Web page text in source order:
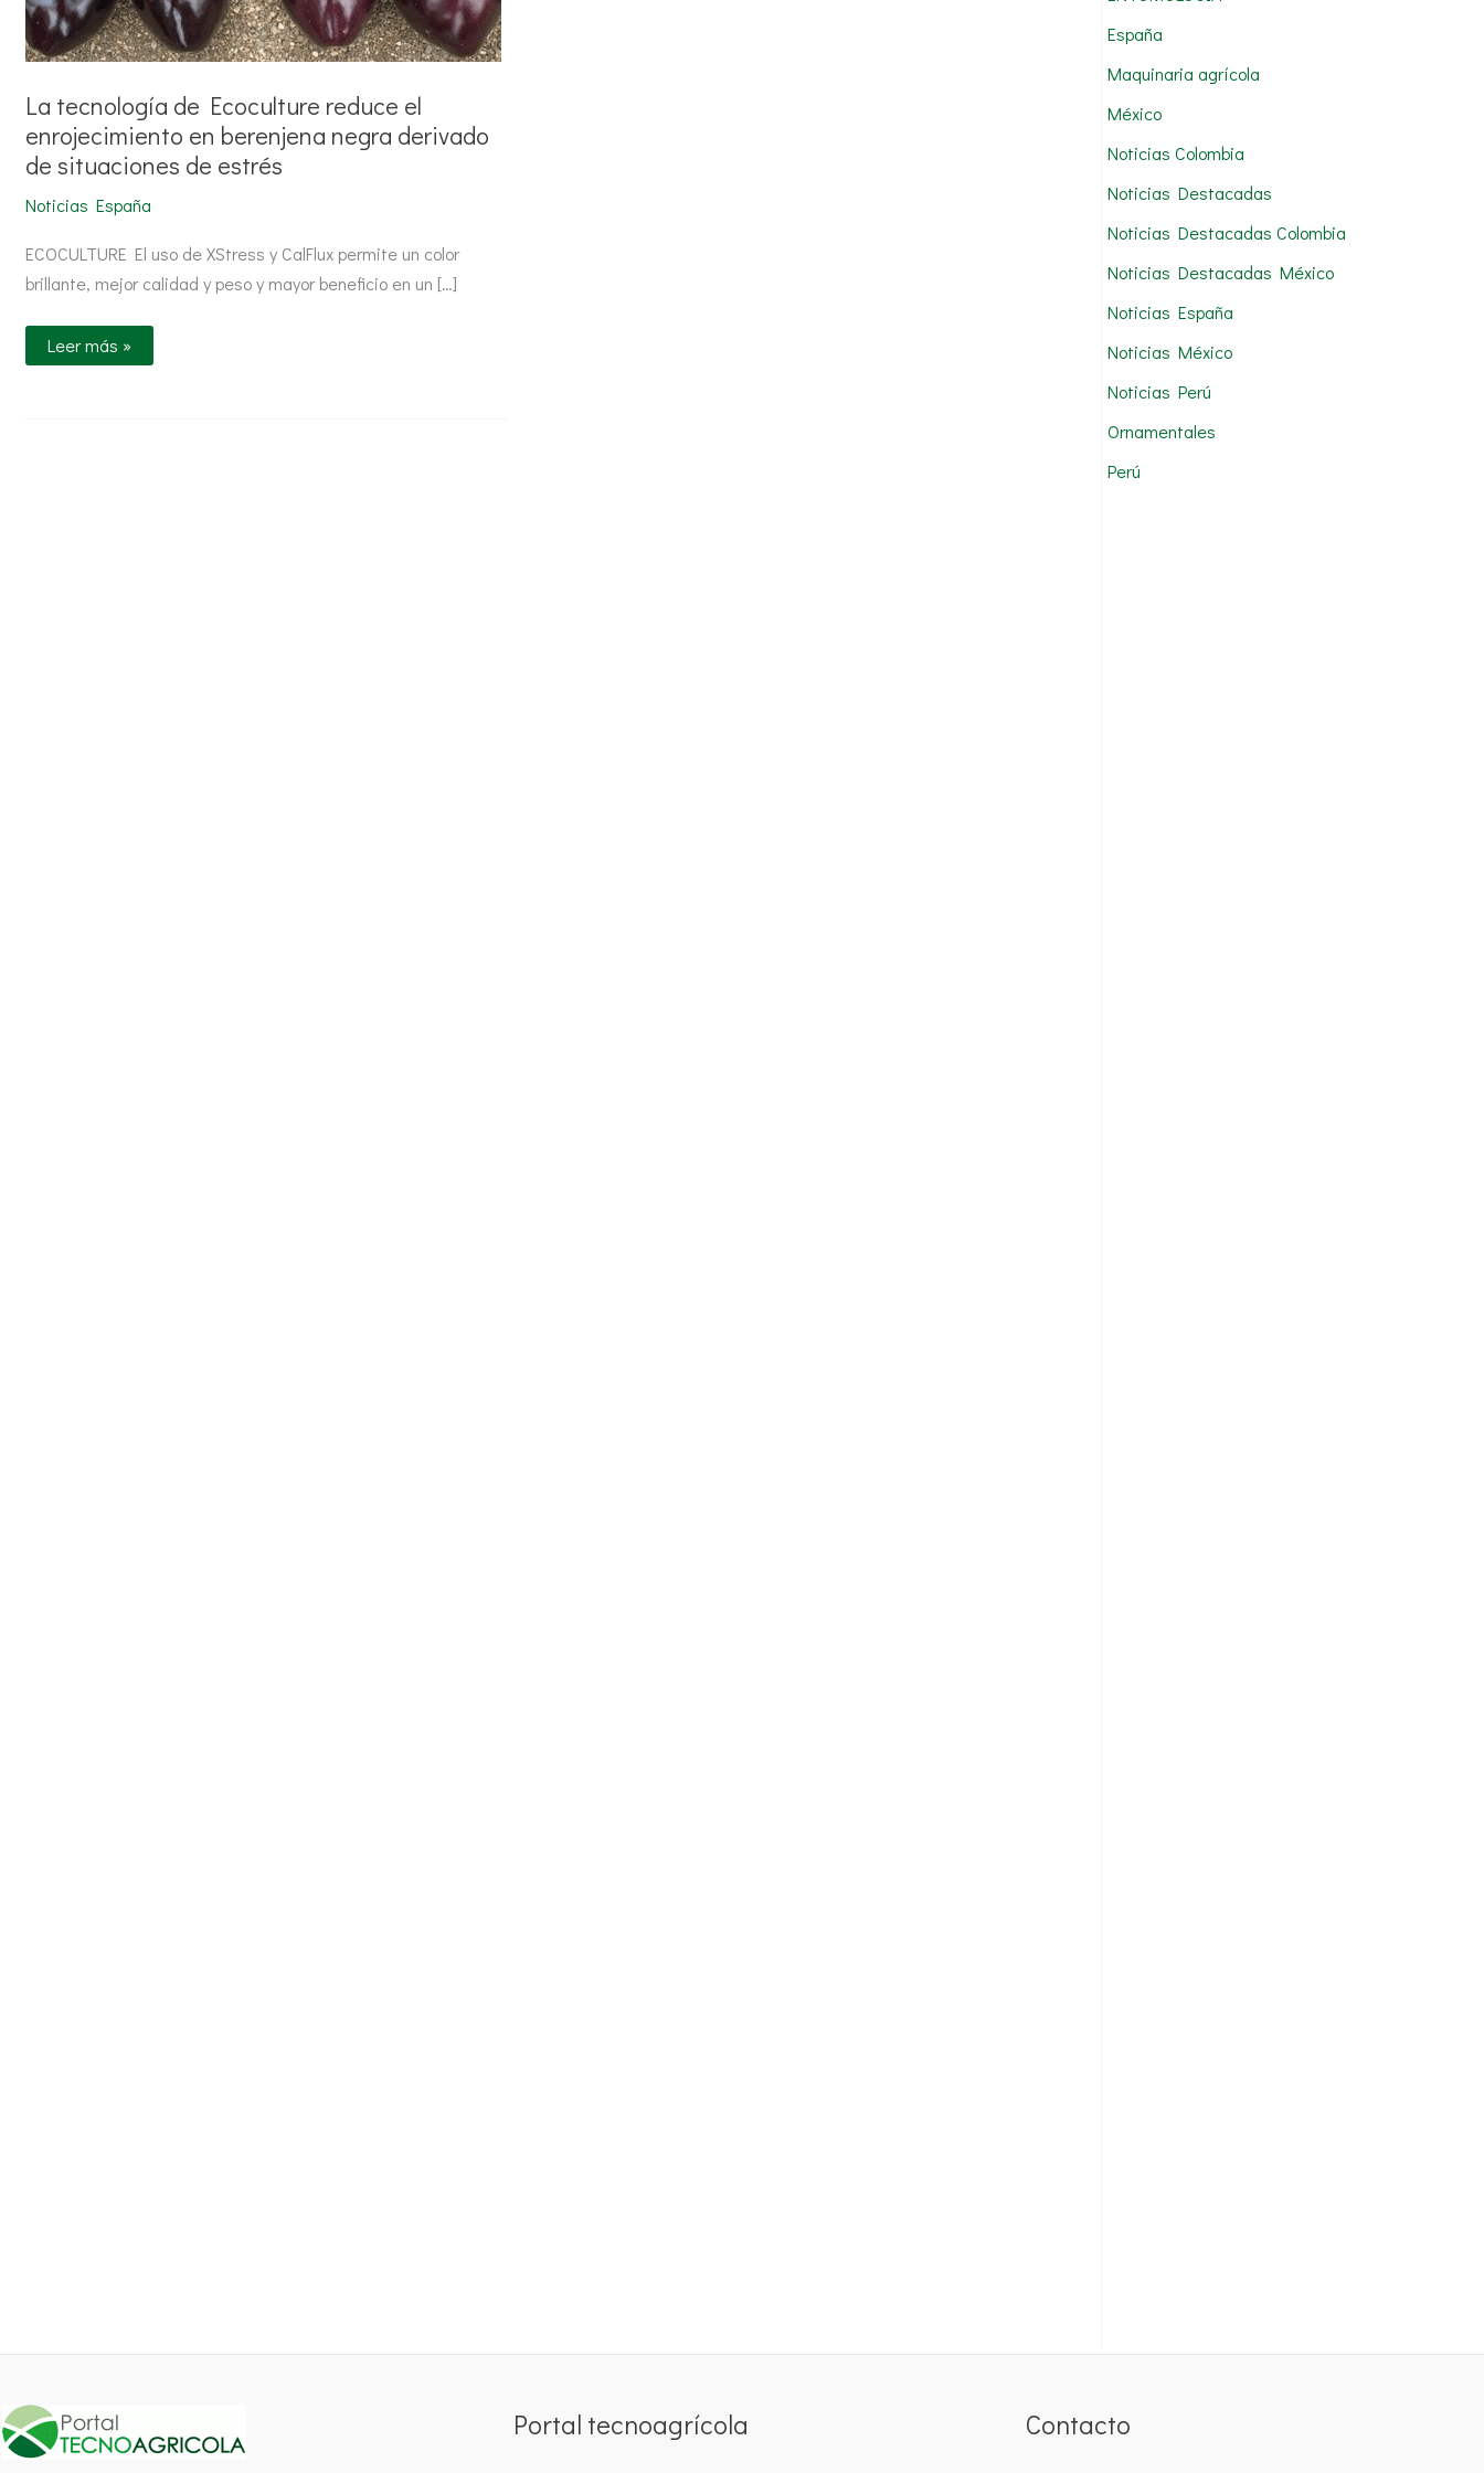
La tecnología de Ecoculture reduce el
enrojecimiento en berenjena negra derivado
de situaciones de estrés
Noticias España
ECOCULTURE El uso de XStress y CalFlux permite un color
brillante, mejor calidad y peso y mayor beneficio en un […]
Leer más »
:España
Maquinaria agrícola
México
Noticias Colombia
Noticias Destacadas
Noticias Destacadas Colombia
Noticias Destacadas México
Noticias España
Noticias México
Noticias Perú
Ornamentales
Perú
Portal tecnoagrícola Contacto